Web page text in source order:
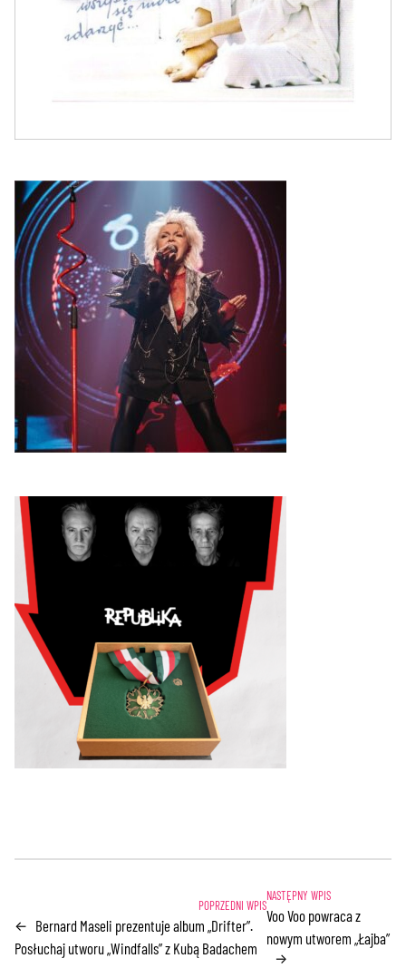
← Bernard Maseli prezentuje album „Drifter”.
Posłuchaj utworu „Windfalls” z Kubą Badachem
Voo Voo powraca z
nowym utworem „Łajba”
→